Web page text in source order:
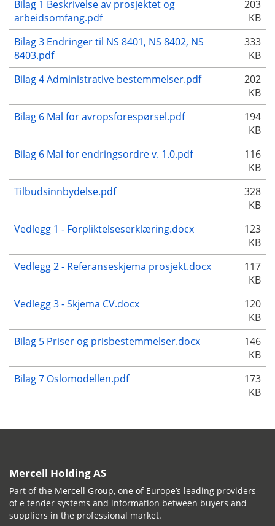
Bilag 1 Beskrivelse av prosjektet og
arbeidsomfang.pdf
203
KB
Bilag 3 Endringer til NS 8401, NS 8402, NS
8403.pdf
333
KB
Bilag 4 Administrative bestemmelser.pdf
202
KB
Bilag 6 Mal for avropsforespørsel.pdf
194
KB
Bilag 6 Mal for endringsordre v. 1.0.pdf
116
KB
Tilbudsinnbydelse.pdf
328
KB
Vedlegg 1 - Forpliktelseserklæring.docx
123
KB
Vedlegg 2 - Referanseskjema prosjekt.docx
117
KB
Vedlegg 3 - Skjema CV.docx
120
KB
Bilag 5 Priser og prisbestemmelser.docx
146
KB
Bilag 7 Oslomodellen.pdf
173
KB
Mercell Holding AS
Part of the Mercell Group, one of Europe’s leading providers
of e tender systems and information between buyers and
suppliers in the professional market.